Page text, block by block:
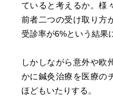
ていると考えるか。様
前者二つの受け取り方
受診率が6%という結果
しかしながら意外や欧
かに鍼灸治療を医療の
ほどもいたりする。